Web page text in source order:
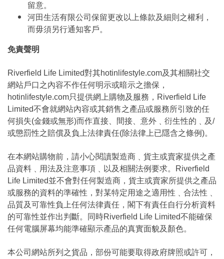
留意。
河田生活有限公司保留更改以上條款及細則之權利，
而毋須另行通知客戶。
免責聲明
Riverfield Life Limited對其hotinlifestyle.com及其相關社交
網站戶口之內容不作任何明示或暗示之擔保，
hotinlifestyle.com只提供網上購物及服務，Riverfield Life
Limited不會就網站內容或其銷售之產品或服務所引致的任
何損失(金錢或無形)而作直接、間接、意外﹑衍生性的﹑及/
或懲罰性之賠償及負上法律責任(除法律上已隱含之條例)。
在本網站購物前，請小心閱讀製造商﹑貨主或賣家提供之產
品資料﹑用法及注意事項﹑以及相關法例要求。Riverfield
Life Limited並不會對任何製造商，貨主或賣家所提供之產品
或服務的資料的準確性，對某特定用途之適用性﹑合法性﹑
品質及可靠性負上任何法律責任，閣下有責任自行分析資料
的可靠性並作出判斷。同時Riverfield Life Limited不能確保
任何電腦屏幕均能準確顯示產品的真實面貌及顏色。
本公司網站所列之貨品，部份可能要取得政府牌照或許可，